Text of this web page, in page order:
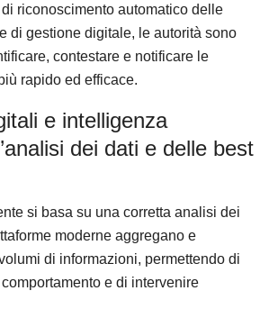
riconoscimento automatico delle
di gestione digitale, le autorità sono
contestare e notificare le
rapido ed efficace.
e intelligenza
dei dati e delle best
si basa su una corretta analisi dei
moderne aggregano e
di informazioni, permettendo di
e di intervenire